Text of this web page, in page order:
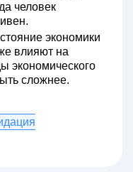
человек
экономики
влияют на
экономического
сложнее.